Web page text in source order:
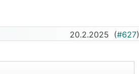
20.2.2025 (#627)